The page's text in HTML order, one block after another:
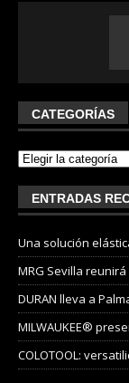
CATEGORÍAS
ENTRADAS
Una solución
MRG Sevilla
DURAN lleva a
MILWAUKEE®
COLOTOOL: